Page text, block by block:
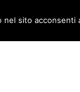
sito acconsenti